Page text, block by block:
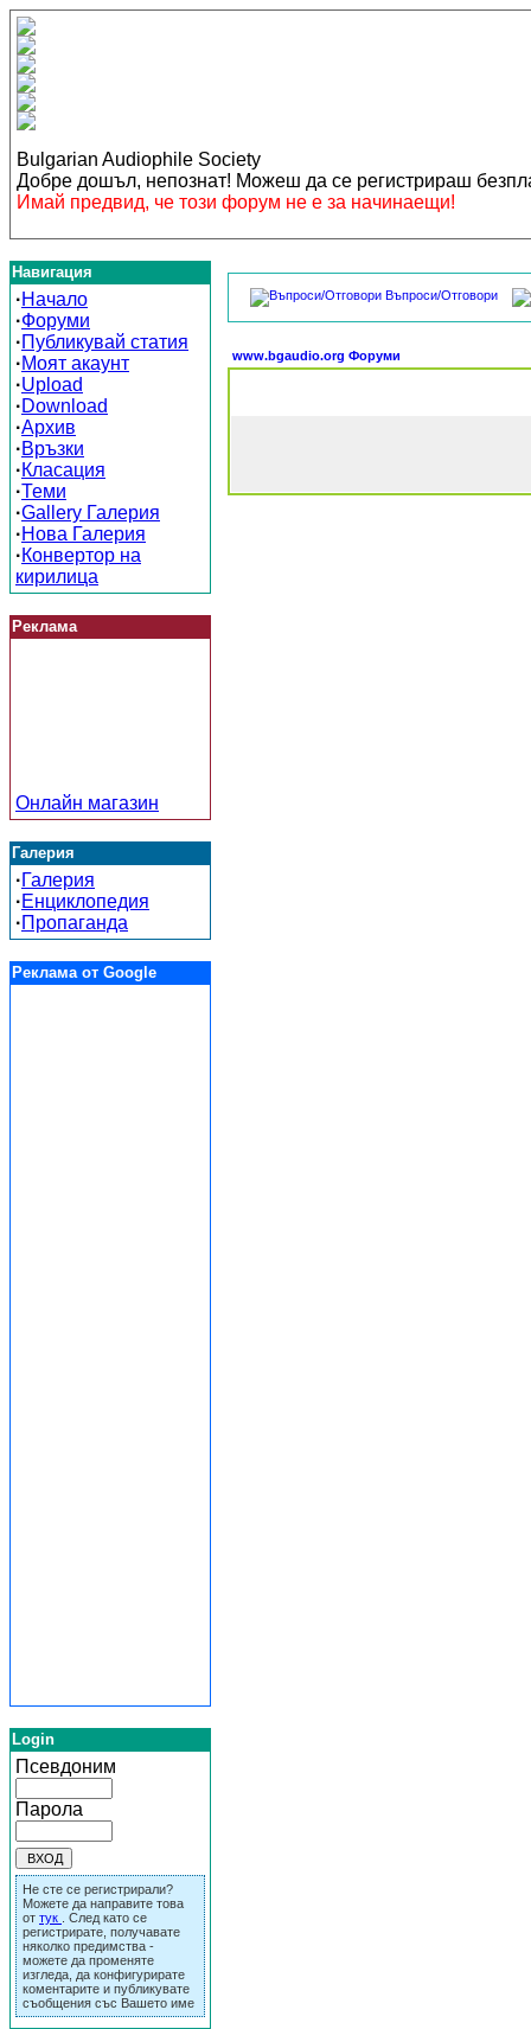
Bulgarian Audiophile Society
Добре дошъл, непознат! Можеш да се регистрираш
Имай предвид, че този форум не е за начинаещи!
Навигация
·Начало
·Форуми
·Публикувай статия
·Моят акаунт
·Upload
·Download
·Архив
·Връзки
·Класация
·Теми
·Gallery Галерия
·Нова Галерия
·Конвертор на
кирилица
Реклама
Онлайн магазин
Галерия
·Галерия
·Енциклопедия
·Пропаганда
Реклама от Google
Login
Псевдоним
Парола
Не сте се регистрирали?
Можете да направите това
от тук
. След като се
регистрирате, получавате
няколко предимства -
можете да променяте
изгледа, да конфигурирате
коментарите и публикувате
съобщения със Вашето име
Въпроси/Отговори
www.bgaudio.org Форуми